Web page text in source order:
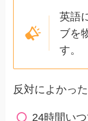
英語
ブを
す。
反対によかっ
24時間い